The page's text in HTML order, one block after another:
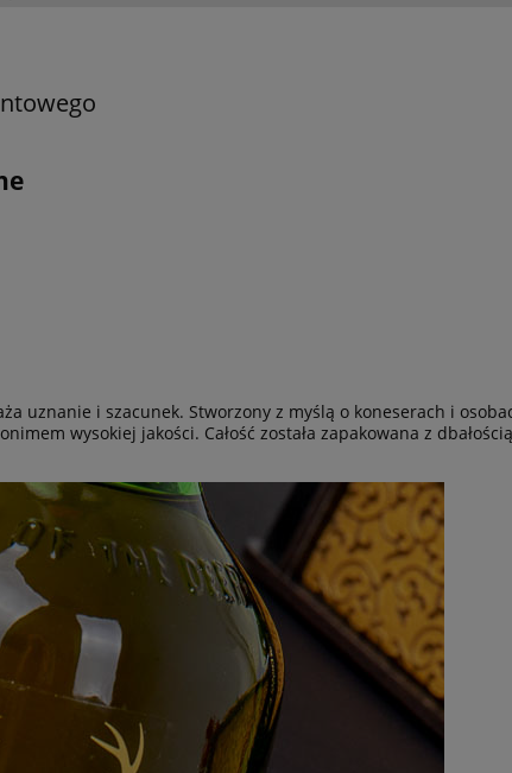
uznanie i szacunek. Stworzony z myślą o koneserach i
wysokiej jakości. Całość została zapakowana z